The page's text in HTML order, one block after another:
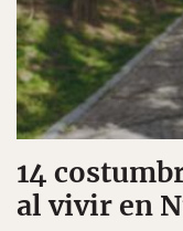
14
al vivir en